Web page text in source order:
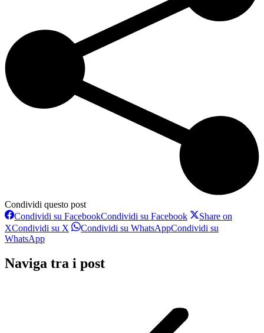
Condividi questo post
Condividi su FacebookCondividi su Facebook
Share on
XCondividi su X Condividi su WhatsAppCondividi su
WhatsApp
Naviga tra i post